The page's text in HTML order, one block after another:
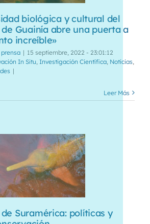
biológica y cultural del
Guainía abre una puerta a
increíble»
| 15 septiembre, 2022 - 23:01:12
In Situ Investigación Científica Noticias
|
Leer Más
Suramérica: políticas y